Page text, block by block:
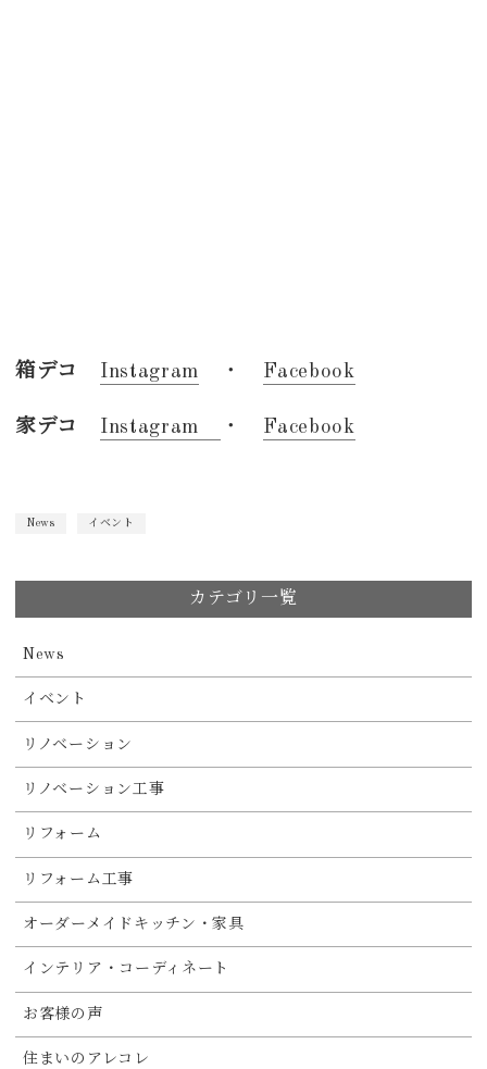
箱デコ Instagram ・ Facebook
家デコ Instagram ・ Facebook
News イベント
カテゴリ一覧
News
イベント
リノベーション
リノベーション工事
リフォーム
リフォーム工事
オーダーメイドキッチン・家具
インテリア・コーディネート
お客様の声
住まいのアレコレ